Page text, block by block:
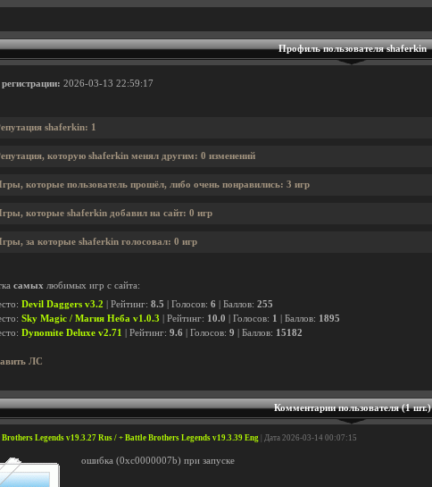
Профиль пользователя shaferkin
2026-03-13 22:59:17
shaferkin: 1
которую shaferkin менял другим: 0 изменений
которые пользователь прошёл, либо очень понравились: 3 игр
которые shaferkin добавил на сайт: 0 игр
за которые shaferkin голосовал: 0 игр
самых любимых игр с сайта:
Devil Daggers v3.2 | Рейтинг: 8.5 | Голосов: 6 | Баллов: 255
Sky Magic / Магия Неба v1.0.3 | Рейтинг: 10.0 | Голосов: 1 | Баллов: 1895
Dynomite Deluxe v2.71 | Рейтинг: 9.6 | Голосов: 9 | Баллов: 15182
ЛС
Комментарии пользователя (1 шт.)
Legends v19.3.27 Rus / + Battle Brothers Legends v19.3.39 Eng | Дата 2026-03-14 00:07:15
ошибка (0xc0000007b) при запуске